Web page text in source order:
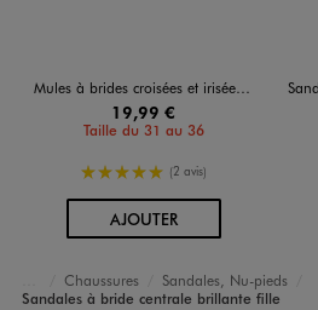
Mules à brides croisées et irisées fille
19,99 €
Taille du 31 au 36
5/5 de moyenne
(2 avis)
AJOUTERAU PANIER
Accueil
Fille
Chaussures
Sandales, Nu-pieds
Sandales à bride centrale brillante fille